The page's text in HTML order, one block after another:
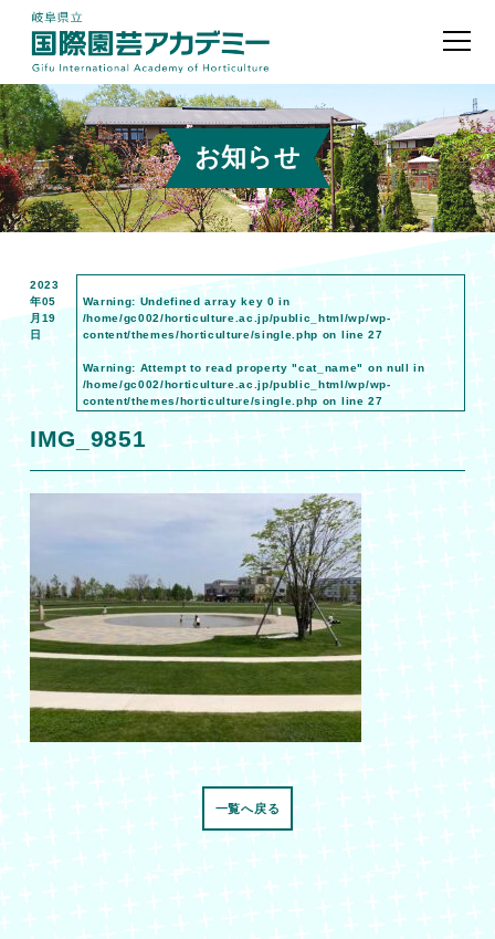
お知らせ
2023
年05
月19
日
Warning: Undefined array key 0 in
/home/gc002/horticulture.ac.jp/public_html/wp/wp-
content/themes/horticulture/single.php on line27
Warning: Attempt to read property "cat_name" on null in
/home/gc002/horticulture.ac.jp/public_html/wp/wp-
content/themes/horticulture/single.php on line27
IMG_9851
一覧へ戻る